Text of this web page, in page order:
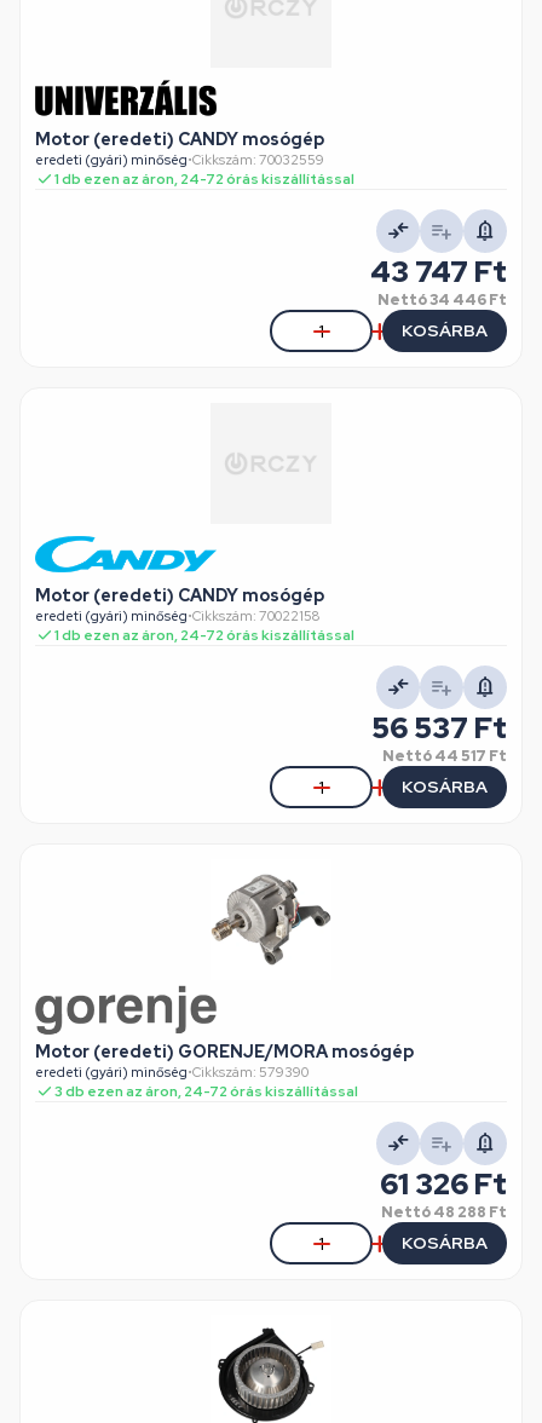
Motor (eredeti) CANDY mosógép
eredeti (gyári) minőség•Cikkszám: 70032559
1 db ezen az áron, 24-72 órás kiszállítással
43 747 Ft
Nettó34 446 Ft
KOSÁRBA
Motor (eredeti) CANDY mosógép
eredeti (gyári) minőség•Cikkszám: 70022158
1 db ezen az áron, 24-72 órás kiszállítással
56 537 Ft
Nettó44 517 Ft
KOSÁRBA
Motor (eredeti) GORENJE/MORA mosógép
eredeti (gyári) minőség•Cikkszám: 579390
3 db ezen az áron, 24-72 órás kiszállítással
61 326 Ft
Nettó48 288 Ft
KOSÁRBA